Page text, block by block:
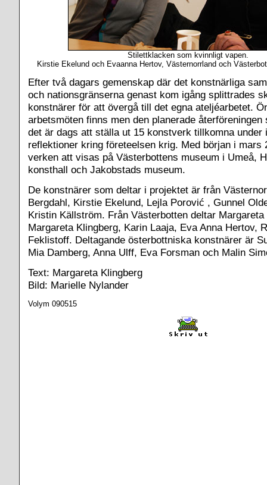
Stilettklacken som kvinnligt vapen.
Kirstie Ekelund och Evaanna Hertov, Västernorrland och
Efter två dagars gemenskap där det konstnärliga
och nationsgränserna genast kom igång splittrades
konstnärer för att övergå till det egna ateljéarbetet.
arbetsmöten finns men den planerade
det är dags att ställa ut 15 konstverk tillkomna under
reflektioner kring företeelsen krig. Med början i mars
verken att visas på Västerbottens museum i Umeå,
konsthall och Jakobstads museum.
De konstnärer som deltar i projektet är från
Bergdahl, Kirstie Ekelund, Lejla Porović , Gunnel
Kristin Källström. Från Västerbotten deltar Margareta
Margareta Klingberg, Karin Laaja, Eva Anna Hertov,
Feklistoff. Deltagande österbottniska konstnärer är
Mia Damberg, Anna Ulff, Eva Forsman och Malin
Text: Margareta Klingberg
Bild: Marielle Nylander
Volym 090515